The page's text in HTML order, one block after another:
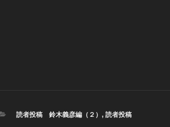
カ
読者投稿 鈴木義彦編（２） , 読者投稿